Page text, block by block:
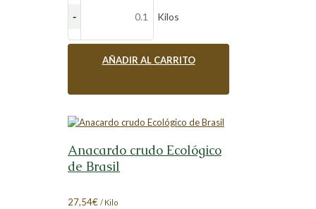
Kilos
AÑADIR AL CARRITO
Anacardo crudo Ecológico
de Brasil
27,54€ / Kilo